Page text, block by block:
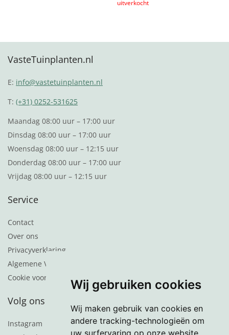
Wij gebruiken cookies
Wij maken gebruik van cookies en
andere tracking-technologieën om
VasteTuinplanten.nl
E: info@vastetuinplanten.nl
T:(+31) 0252-531625
Maandag 08:00 uur – 17:00 uur
Dinsdag 08:00 uur – 17:00 uur
Woensdag 08:00 uur – 12:15 uur
Donderdag 08:00 uur – 17:00 uur
Vrijdag 08:00 uur – 12:15 uur
Service
Contact
Over ons
Privacyverklaring
Algemene Voorwaarden
Cookie voorkeuren
Volg ons
Instagram